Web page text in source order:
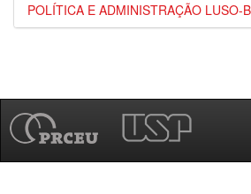
POLÍTICA E ADMINISTRAÇÃO LUSO-